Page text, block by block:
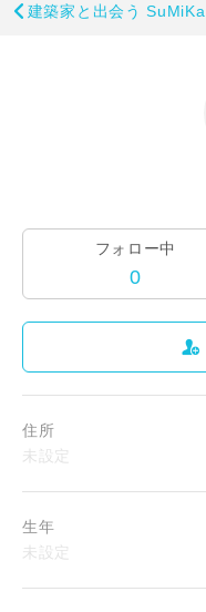
建築家と出会う SuMiKa
フォロー中
0
住所
生年